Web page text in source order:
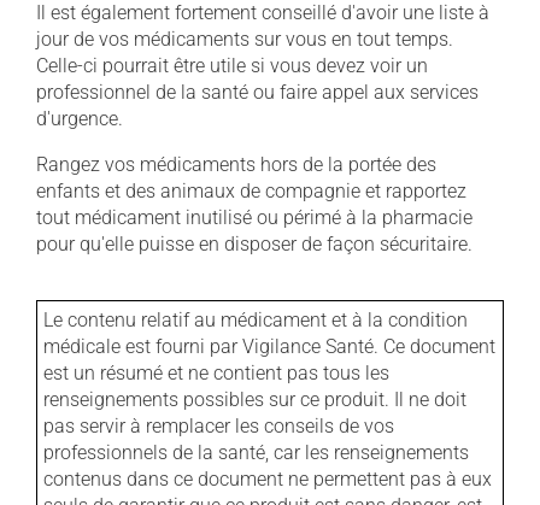
Il est également fortement conseillé d'avoir une liste à
jour de vos médicaments sur vous en tout temps.
Celle-ci pourrait être utile si vous devez voir un
professionnel de la santé ou faire appel aux services
d'urgence.
Rangez vos médicaments hors de la portée des
enfants et des animaux de compagnie et rapportez
tout médicament inutilisé ou périmé à la pharmacie
pour qu'elle puisse en disposer de façon sécuritaire.
Le contenu relatif au médicament et à la condition
médicale est fourni par Vigilance Santé. Ce document
est un résumé et ne contient pas tous les
renseignements possibles sur ce produit. Il ne doit
pas servir à remplacer les conseils de vos
professionnels de la santé, car les renseignements
contenus dans ce document ne permettent pas à eux